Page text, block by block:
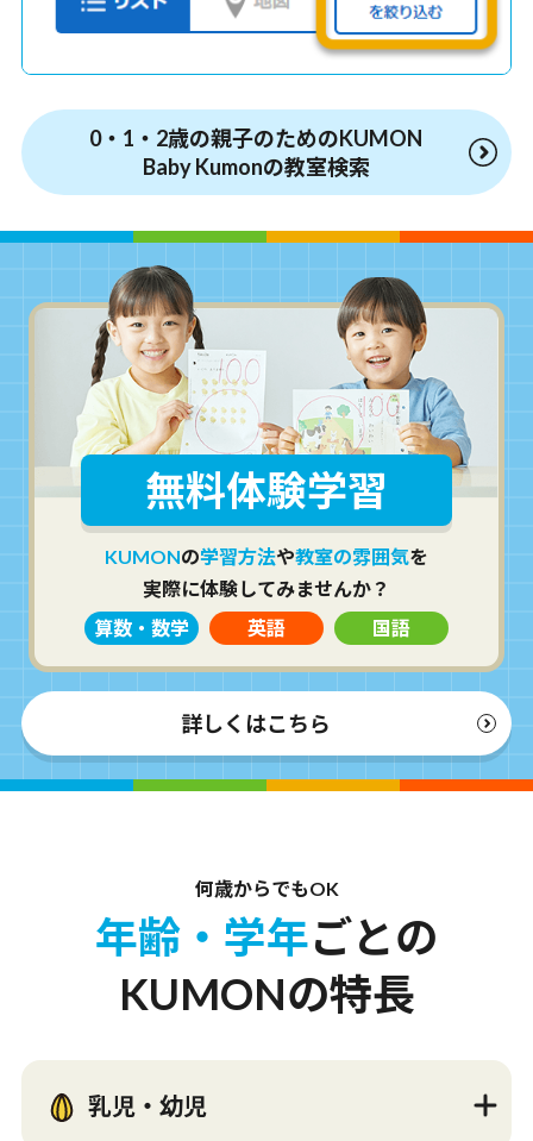
0・1・2歳の親子のためのKUMON
Baby Kumonの教室検索
無料体験学習
KUMONの学習方法や教室の雰囲気を
実際に体験してみませんか？
算数・数学
英語 国語
詳しくはこちら
何歳からでもOK
年齢・学年ごとの
KUMONの特長
乳児・幼児